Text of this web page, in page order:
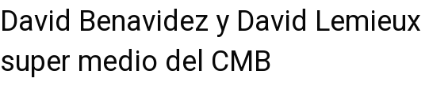
David Benavidez y David
super medio del CMB